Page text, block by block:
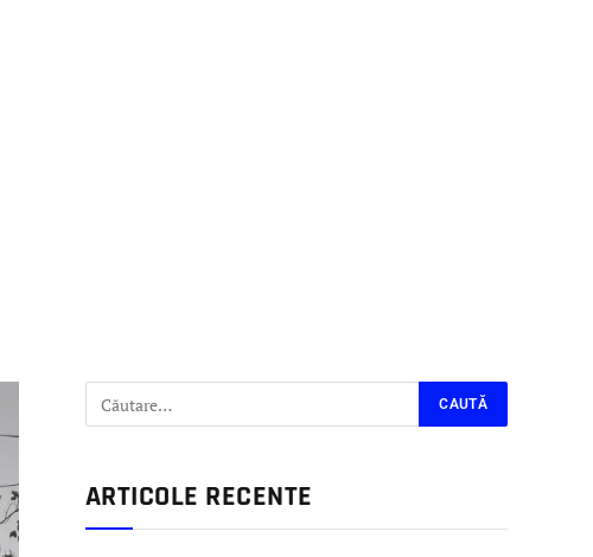
ARTICOLE RECENTE